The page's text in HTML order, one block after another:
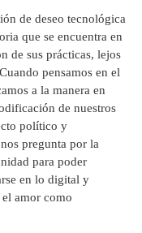
de deseo tecnológica
que se encuentra en
de sus prácticas, lejos
pensamos en el
a la manera en
de nuestros
político y
pregunta por la
para poder
en lo digital y
amor como